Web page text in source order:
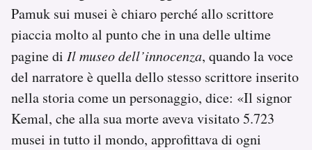
Pamuk sui musei è chiaro perché allo scrittore
piaccia molto al punto che in una delle ultime
pagine di Il museo dell’innocenza, quando la voce
del narratore è quella dello stesso scrittore inserito
nella storia come un personaggio, dice: «Il signor
Kemal, che alla sua morte aveva visitato 5.723
musei in tutto il mondo, approfittava di ogni